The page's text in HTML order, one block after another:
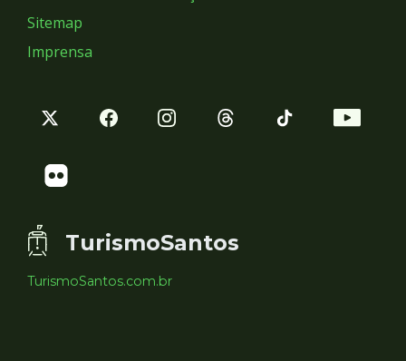
Sitemap
Imprensa
TurismoSantos
TurismoSantos.com.br